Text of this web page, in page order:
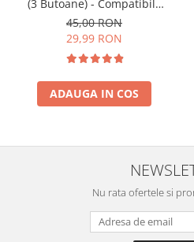
(3 Butoane) - Compatibilă
Golf 5, Jetta, Touran etc
45,00 RON
29,99 RON
ADAUGA IN COS
Nu rata ofertele si